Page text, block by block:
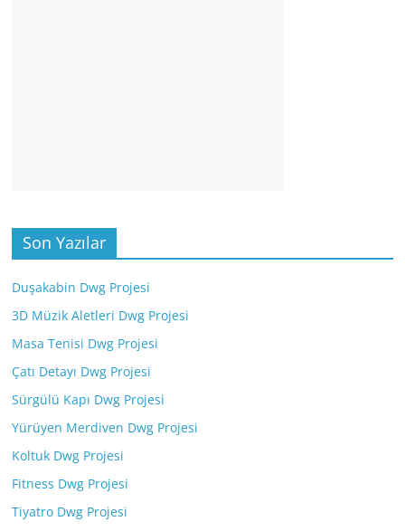
Son Yazılar
Duşakabin Dwg Projesi
3D Müzik Aletleri Dwg Projesi
Masa Tenisi Dwg Projesi
Çatı Detayı Dwg Projesi
Sürgülü Kapı Dwg Projesi
Yürüyen Merdiven Dwg Projesi
Koltuk Dwg Projesi
Fitness Dwg Projesi
Tiyatro Dwg Projesi